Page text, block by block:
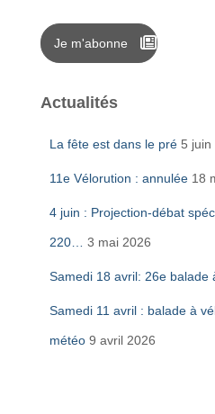
Je m'abonne
Actualités
La fête est dans le pré 5 juin
11e Vélorution : annulée 18
4 juin : Projection-débat
220… 3 mai 2026
Samedi 18 avril: 26e balade
Samedi 11 avril : balade à
météo 9 avril 2026